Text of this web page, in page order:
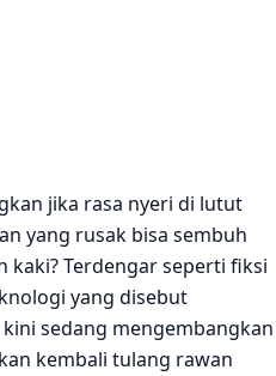
jika rasa nyeri di lutut
yang rusak bisa sembuh
kaki? Terdengar seperti fiksi
yang disebut
sedang mengembangkan
kembali tulang rawan